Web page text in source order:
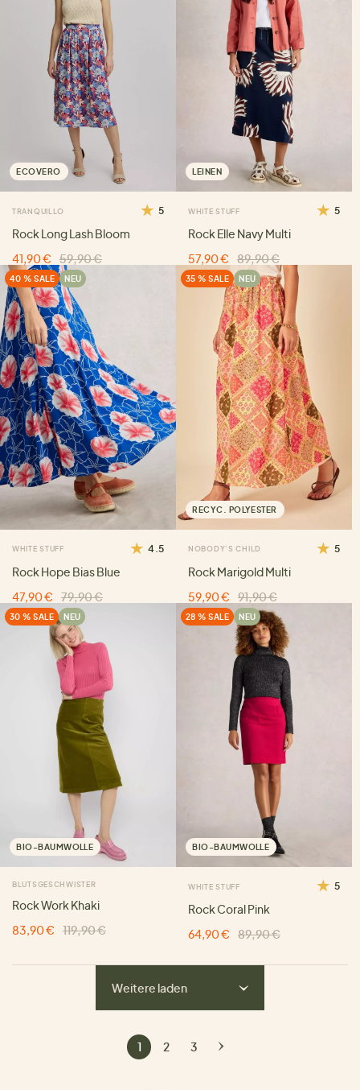
ECOVERO
TRANQUILLO 5
Rock Long Lash Bloom
41,90 €
59,90 €
LEINEN
WHITE STUFF 5
Rock Elle Navy Multi
57,90 €
89,90 €
40 % SALE NEU
WHITE STUFF 4.5
Rock Hope Bias Blue
47,90 €
79,90 €
35 % SALE NEU
RECYC. POLYESTER
NOBODY'S CHILD 5
Rock Marigold Multi
59,90 €
91,90 €
30 % SALE NEU
BIO-BAUMWOLLE
BLUTSGESCHWISTER
Rock Work Khaki
83,90 €
119,90 €
28 % SALE NEU
BIO-BAUMWOLLE
WHITE STUFF 5
Rock Coral Pink
64,90 €
89,90 €
Weitere laden
1 2 3